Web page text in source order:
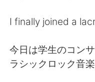
العربية
I finally joined a
今日は学生のコン
ラシックロック音